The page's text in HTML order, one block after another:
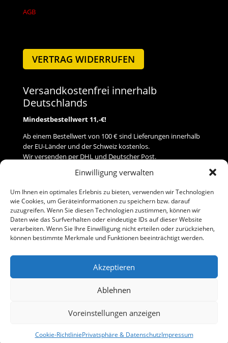
Einwilligung verwalten
Um Ihnen ein optimales Erlebnis zu bieten, verwenden wir Technologien
wie Cookies, um Geräteinformationen zu speichern bzw. darauf
zuzugreifen. Wenn Sie diesen Technologien zustimmen, können wir
Daten wie das Surfverhalten oder eindeutige IDs auf dieser Website
verarbeiten. Wenn Sie Ihre Einwilligung nicht erteilen oder zurückziehen,
können bestimmte Merkmale und Funktionen beeinträchtigt werden.
Akzeptieren
Ablehnen
Voreinstellungen anzeigen
Cookie-RichtliniePrivatsphäre & DatenschutzImpressum
AGB
VERTRAG WIDERRUFEN
Versandkostenfrei innerhalb
Deutschlands
Mindestbestellwert 11,-€!
Ab einem Bestellwert von 100 € sind Lieferungen innerhalb
der EU-Länder und der Schweiz kostenlos.
Wir versenden per DHL und Deutscher Post.
Versand
Zahlung
Baumann Modellspielwaren
Telefon (0 91 61) 33 84
Impressum